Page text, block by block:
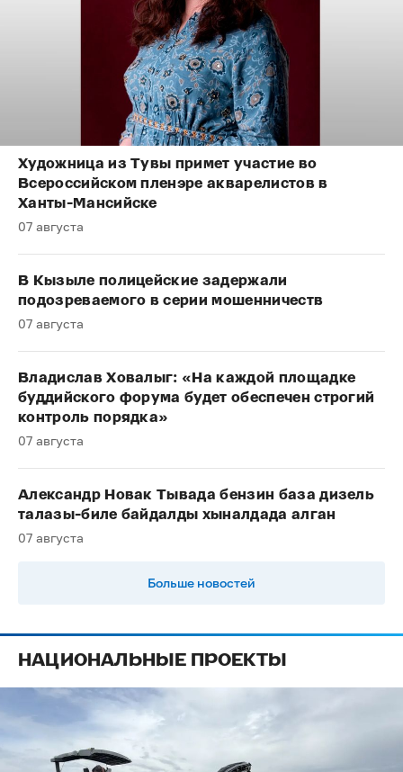
Художница из Тувы примет участие во
Всероссийском пленэре акварелистов в
Ханты-Мансийске
07 августа
В Кызыле полицейские задержали
подозреваемого в серии мошенничеств
07 августа
Владислав Ховалыг: «На каждой площадке
буддийского форума будет обеспечен строгий
контроль порядка»
07 августа
Александр Новак Тывада бензин база дизель
талазы-биле байдалды хыналдада алган
07 августа
Больше новостей
НАЦИОНАЛЬНЫЕ ПРОЕКТЫ